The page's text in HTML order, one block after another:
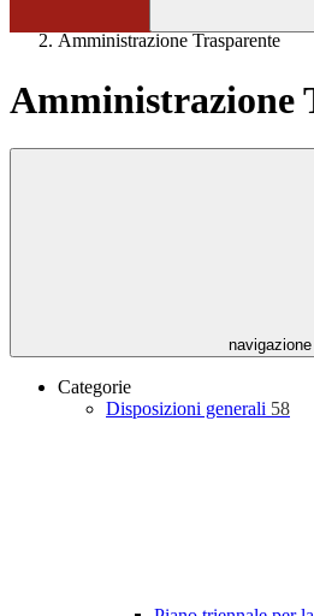
Amministrazione Trasparente
Amministrazione
navigazione
Categorie
Disposizioni generali 58